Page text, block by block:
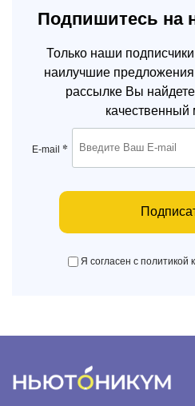
Подпишитесь на
Только наши
наилучшие
рассылке Вы
качественный
E-mail *
Я согласен с политикой